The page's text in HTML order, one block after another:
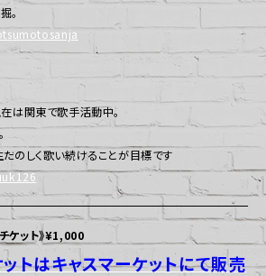
。
は関東で歌手活動中。
のしく歌い続けることが目標です
ケット》¥1,000
トはキャスマーケットにて販売